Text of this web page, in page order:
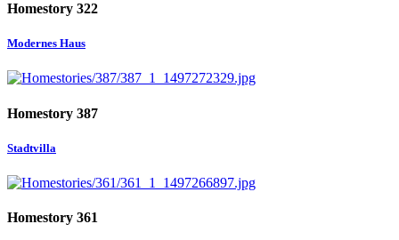
Homestory 322
Modernes Haus
Homestory 387
Stadtvilla
Homestory 361